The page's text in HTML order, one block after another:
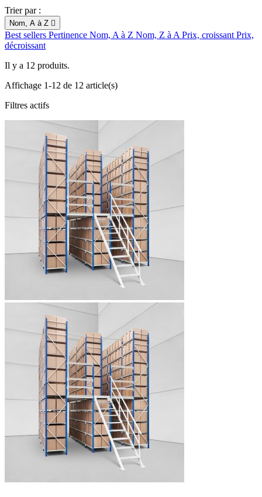
Trier par :
Nom, A à Z 
Best sellers Pertinence Nom, A à Z Nom, Z à A Prix, croissant Prix,
décroissant
Il y a 12 produits.
Affichage 1-12 de 12 article(s)
Filtres actifs